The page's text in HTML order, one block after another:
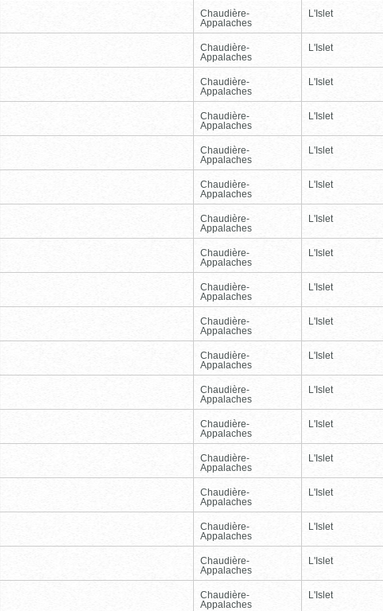
Chaudière-
Appalaches
L'Islet
Chaudière-
Appalaches
L'Islet
Chaudière-
Appalaches
L'Islet
Chaudière-
Appalaches
L'Islet
Chaudière-
Appalaches
L'Islet
Chaudière-
Appalaches
L'Islet
Chaudière-
Appalaches
L'Islet
Chaudière-
Appalaches
L'Islet
Chaudière-
Appalaches
L'Islet
Chaudière-
Appalaches
L'Islet
Chaudière-
Appalaches
L'Islet
Chaudière-
Appalaches
L'Islet
Chaudière-
Appalaches
L'Islet
Chaudière-
Appalaches
L'Islet
Chaudière-
Appalaches
L'Islet
Chaudière-
Appalaches
L'Islet
Chaudière-
Appalaches
L'Islet
Chaudière-
Appalaches
L'Islet